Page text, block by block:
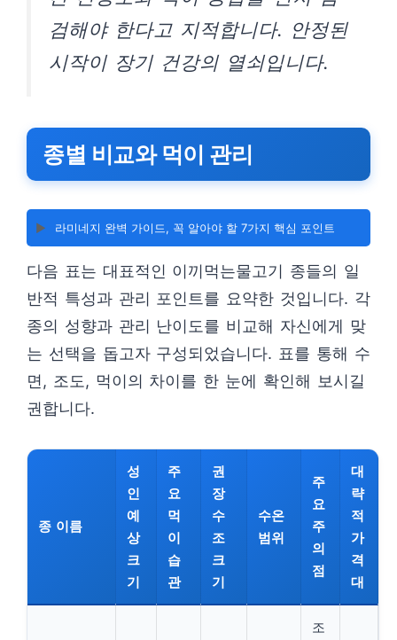
검해야 한다고 지적합니다. 안정된
시작이 장기 건강의 열쇠입니다.
종별 비교와 먹이 관리
▶️ 라미네지 완벽 가이드, 꼭 알아야 할 7가지 핵심 포인트
다음 표는 대표적인 이끼먹는물고기 종들의 일
반적 특성과 관리 포인트를 요약한 것입니다. 각
종의 성향과 관리 난이도를 비교해 자신에게 맞
는 선택을 돕고자 구성되었습니다. 표를 통해 수
면, 조도, 먹이의 차이를 한 눈에 확인해 보시길
권합니다.
종 이름
성
인
예
상
크
기
주
요
먹
이
습
관
권
장
수
조
크
기
수온
범위
주
요
주
의
점
대
략
적
가
격
대
조